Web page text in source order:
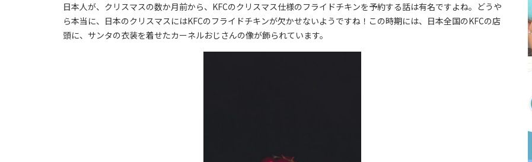
日本人が、クリスマスの数か月前から、KFCのクリスマス仕様のフライドチキンを予約する話は有名ですよね。どうや
ら本当に、日本のクリスマスにはKFCのフライドチキンが欠かせないようですね！この時期には、日本全国のKFCの店
頭に、サンタの衣装を着せたカーネルおじさんの像が飾られています。